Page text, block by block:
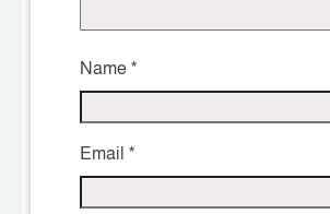
Name*
Email *